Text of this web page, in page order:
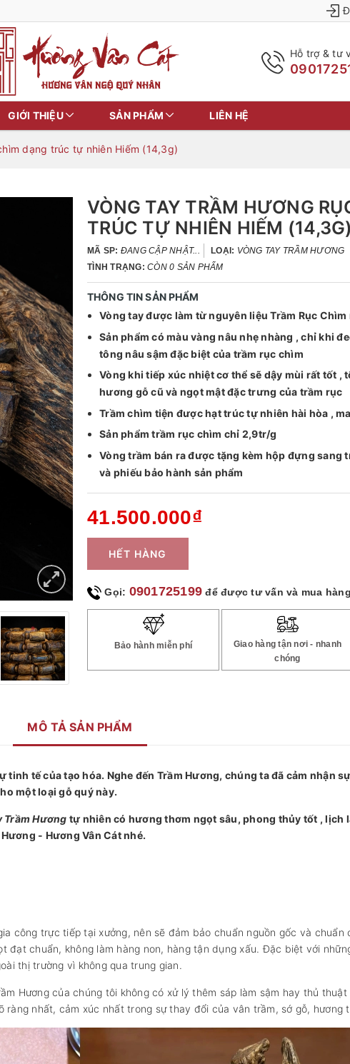
Hỗ trợ & tư
GIỚI THIỆU SẢN PHẨM LIÊN HỆ
dạng trúc tự nhiên Hiếm (14,3g)
VÒNG TAY TRẦM HƯƠNG
TRÚC TỰ NHIÊN HIẾM (14,3G)
MÃ SP: ĐANG CẬP NHẬT... LOẠI: VÒNG TAY TRẦM HƯƠNG
TÌNH TRẠNG: CÒN 0 SẢN PHẨM
THÔNG TIN SẢN PHẨM
Vòng tay được làm từ nguyên liệu Trầm Rục Chìm
Sản phẩm có màu vàng nâu nhẹ nhàng , chỉ khi
tông nâu sậm đặc biệt của trầm rục chìm
Vòng khi tiếp xúc nhiệt cơ thể sẽ dậy mùi rất tốt ,
hương gỗ cũ và ngọt mật đặc trưng của trầm rục
Trầm chìm tiện được hạt trúc tự nhiên hài hòa ,
Sản phẩm trầm rục chìm chỉ 2,9tr/g
Vòng trầm bán ra được tặng kèm hộp đựng sang
và phiếu bảo hành sản phẩm
41.500.000₫
HẾT HÀNG
Gọi: 0901725199 để được tư vấn và mua
Bảo hành miễn phí
Giao hàng tận nơi - nhanh
chóng
MÔ TẢ SẢN PHẨM
tế của tạo hóa. Nghe đến Trầm Hương, chúng ta đã cảm nhận
một loại gỗ quý này.
Trầm Hương tự nhiên có hương thơm ngọt sâu, phong thủy tốt , lịch
- Hương Vân Cát nhé.
công trực tiếp tại xưởng, nên sẽ đảm bảo chuẩn nguồn gốc và chuẩn
đạt chuẩn, không làm hàng non, hàng tận dụng xấu. Đặc biệt với
thị trường vì không qua trung gian.
Hương của chúng tôi không có xử lý thêm sáp làm sậm hay thủ thuật
nhất, cảm xúc nhất trong sự thay đổi của vân trầm, sớ gỗ, hương